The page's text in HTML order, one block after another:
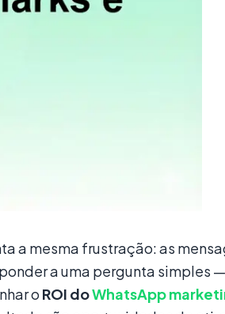
a mesma frustração: as
a uma pergunta simples
o ROI doWhatsApp